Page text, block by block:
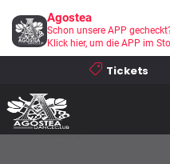
Tickets
Agostea
Schon unsere APP
Klick hier, um die APP im